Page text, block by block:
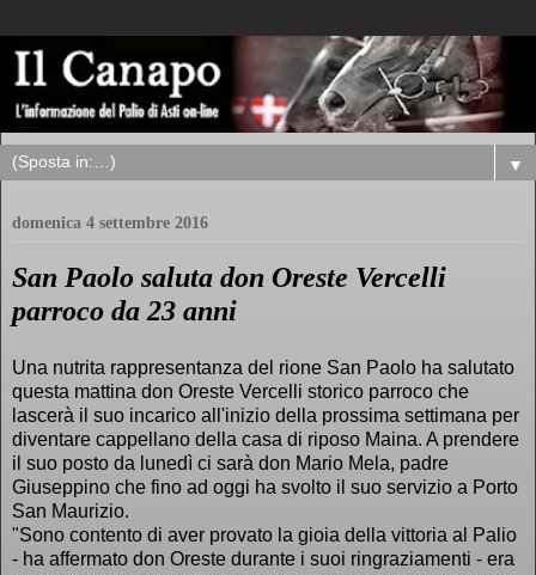
▼
domenica 4 settembre 2016
San Paolo saluta don Oreste Vercelli
parroco da 23 anni
Una nutrita rappresentanza del rione San Paolo ha salutato
questa mattina don Oreste Vercelli storico parroco che
lascerà il suo incarico all'inizio della prossima settimana per
diventare cappellano della casa di riposo Maina. A prendere
il suo posto da lunedì ci sarà don Mario Mela, padre
Giuseppino che fino ad oggi ha svolto il suo servizio a Porto
San Maurizio.
"Sono contento di aver provato la gioia della vittoria al Palio
- ha affermato don Oreste durante i suoi ringraziamenti - era